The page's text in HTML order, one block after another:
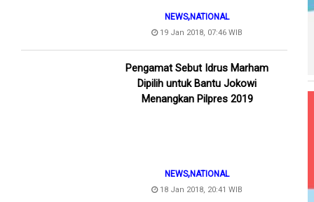
NEWS,NATIONAL
19 Jan 2018, 07:46 WIB
Pengamat Sebut Idrus Marham
Dipilih untuk Bantu Jokowi
Menangkan Pilpres 2019
NEWS,NATIONAL
18 Jan 2018, 20:41 WIB